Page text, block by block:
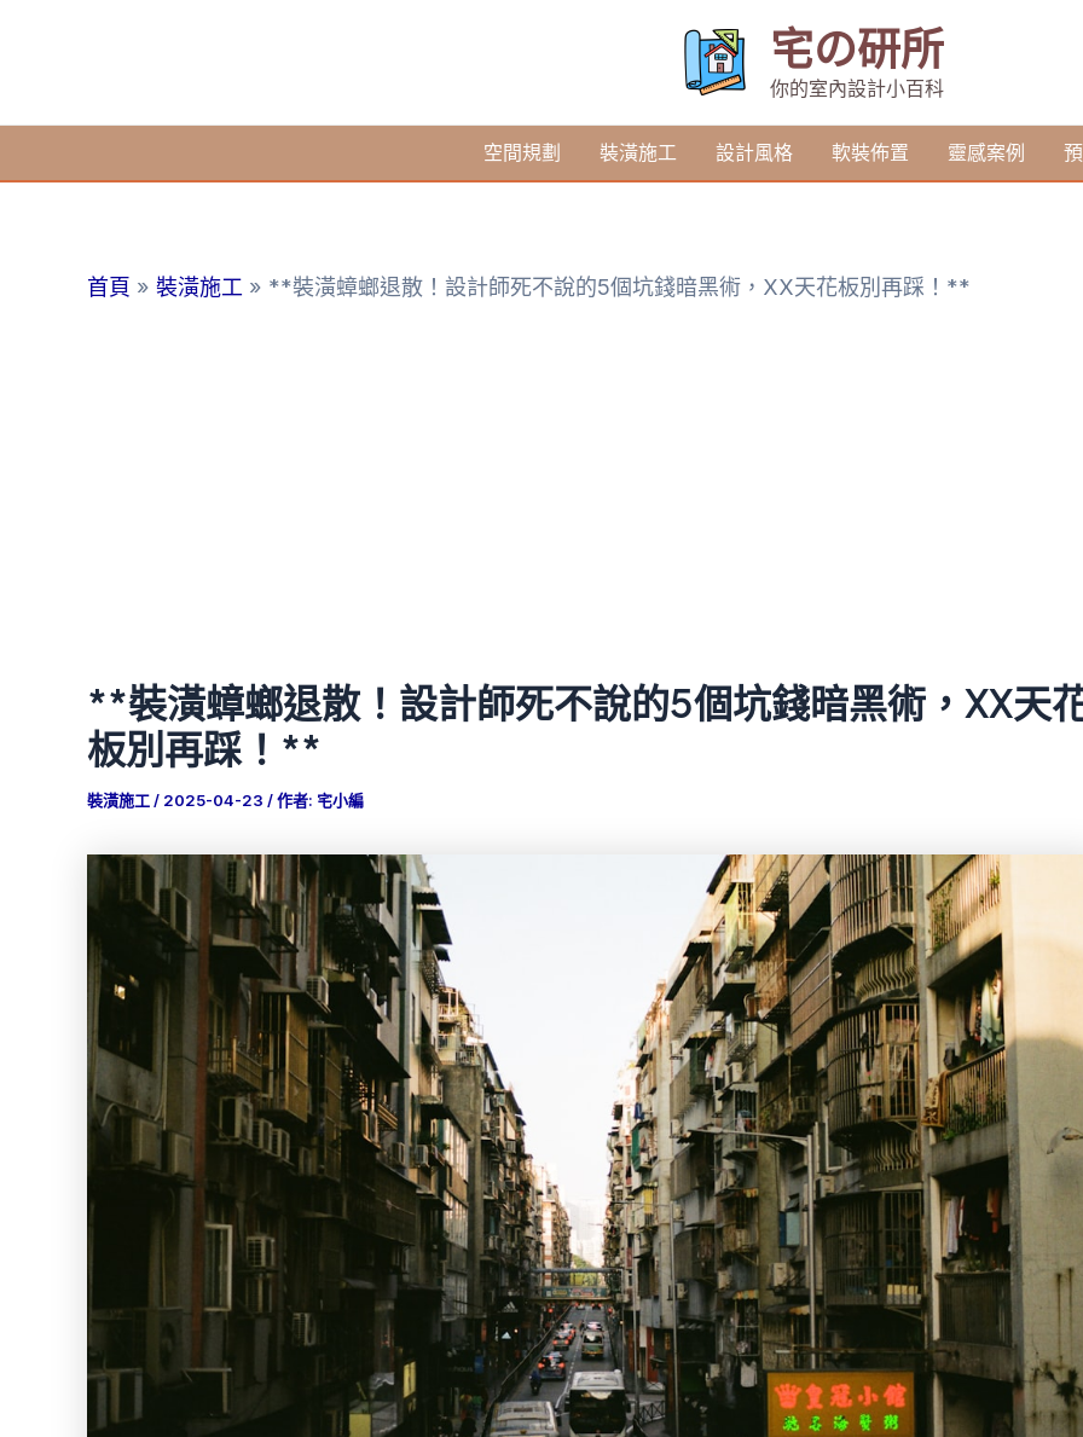
要
宅の研所
你的室內設計小百科
空間規劃 裝潢施工 設計風格 軟裝佈置 靈感案例
首頁 裝潢施工 **裝潢蟑螂退散！設計師死不說的5個坑錢暗黑術，XX天花板別再踩！**
**裝潢蟑螂退散！設計師死不說的5個坑錢暗黑術，XX天
板別再踩！**
裝潢施工/ 2025-04-23 / 作者: 宅小編